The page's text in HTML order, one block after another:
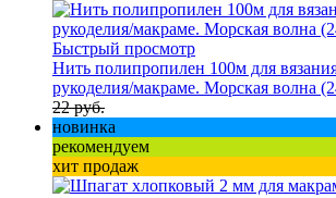
Быстрый просмотр
Нить полипропилен 100м для
рукоделия/макраме. Морская волна
22 руб.
новинка
рекомендуем
хит продаж